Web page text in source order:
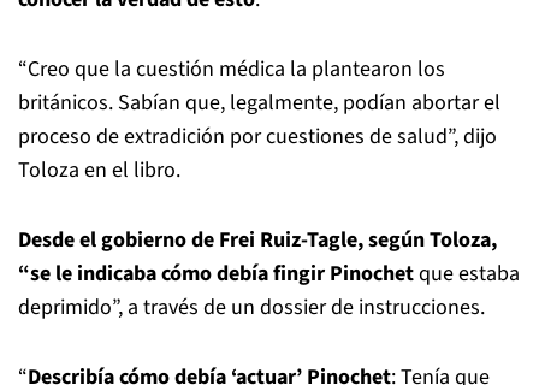
“Creo que la cuestión médica la plantearon los
británicos. Sabían que, legalmente, podían abortar el
proceso de extradición por cuestiones de salud”, dijo
Toloza en el libro.
Desde el gobierno de Frei Ruiz-Tagle, según Toloza,
“se le indicaba cómo debía fingir Pinochetque estaba
deprimido”, a través de un dossier de instrucciones.
“Describía cómo debía ‘actuar’ Pinochet: Tenía que